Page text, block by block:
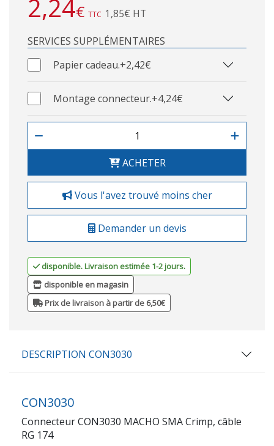
2,24€ TTC 1,85€ HT
SERVICES SUPPLÉMENTAIRES
Papier cadeau.+2,42€
Montage connecteur.+4,24€
ACHETER
Vous l'avez trouvé moins cher
Demander un devis
disponible. Livraison estimée 1-2 jours.
disponible en magasin
Prix de livraison à partir de 6,50€
DESCRIPTION CON3030
CON3030
Connecteur CON3030 MACHO SMA Crimp, câble
RG 174